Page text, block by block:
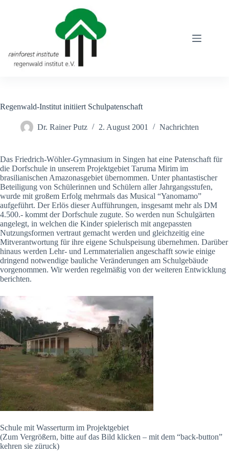
Regenwald-Institut initiiert Schulpatenschaft
Dr. Rainer Putz 2. August 2001 Nachrichten
Das Friedrich-Wöhler-Gymnasium in Singen hat eine Patenschaft für
die Dorfschule in unserem Projektgebiet Taruma Mirim im
brasilianischen Amazonasgebiet übernommen. Unter phantastischer
Beteiligung von Schülerinnen und Schülern aller Jahrgangsstufen,
wurde mit großem Erfolg mehrmals das Musical “Yanomamo”
aufgeführt. Der Erlös dieser Aufführungen, insgesamt mehr als DM
4.500.- kommt der Dorfschule zugute. So werden nun Schulgärten
angelegt, in welchen die Kinder spielerisch mit angepassten
Nutzungsformen vertraut gemacht werden und gleichzeitig eine
Mitverantwortung für ihre eigene Schulspeisung übernehmen. Darüber
hinaus werden Lehr- und Lernmaterialien angeschafft sowie einige
dringend notwendige bauliche Veränderungen am Schulgebäude
vorgenommen. Wir werden regelmäßig von der weiteren Entwicklung
berichten.
Schule mit Wasserturm im Projektgebiet
(Zum Vergrößern, bitte auf das Bild klicken – mit dem “back-button”
kehren sie züruck)